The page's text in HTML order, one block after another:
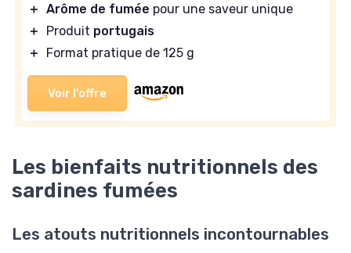
＋ Arôme de fumée pour une saveur unique
＋
Produit portugais
＋
Format pratique de 125 g
Voir l'offre
Les bienfaits nutritionnels des
sardines fumées
Les atouts nutritionnels incontournables